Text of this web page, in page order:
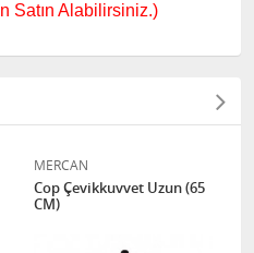
Satın Alabilirsiniz.)
MERCAN
Cop Çevikkuvvet Uzun (65
CM)